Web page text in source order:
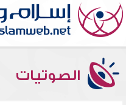
الصوتيات